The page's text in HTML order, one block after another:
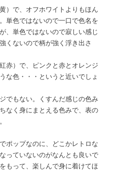
）で、オフホワイトよりもほん
単色ではないので一口で色名を
、単色ではないので寂しい感じ
くないので柄が強く浮き出さ
赤）で、ピンクと赤とオレンジ
な色・・・というと近いでしょ
でもない。くすんだ感じの色み
なく身にまとえる色みで、表の
ポップなのに、どこかレトロな
っていないのがなんとも良いで
もって、楽しんで身に着けてほ